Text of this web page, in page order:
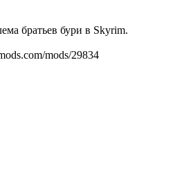
братьев бури в Skyrim.
mods/29834